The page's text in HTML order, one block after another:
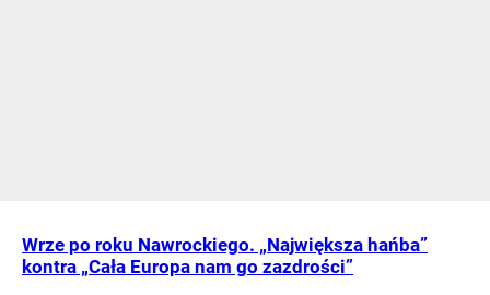
Wrze po roku Nawrockiego. „Największa hańba”
kontra „Cała Europa nam go zazdrości”